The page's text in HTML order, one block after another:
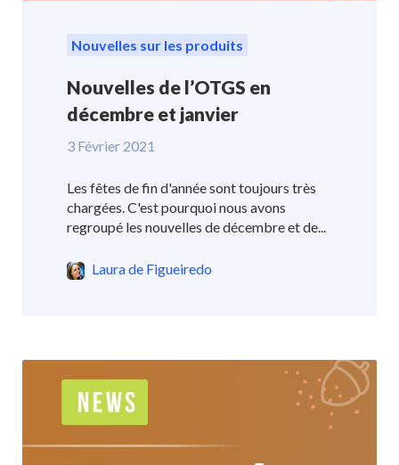
Nouvelles sur les produits
Nouvelles de l’OTGS en
décembre et janvier
3 Février 2021
Les fêtes de fin d'année sont toujours très
chargées. C'est pourquoi nous avons
regroupé les nouvelles de décembre et de...
Laura de Figueiredo